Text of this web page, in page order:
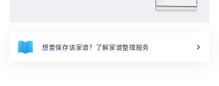
想要保存该家谱？了解家谱整理服务